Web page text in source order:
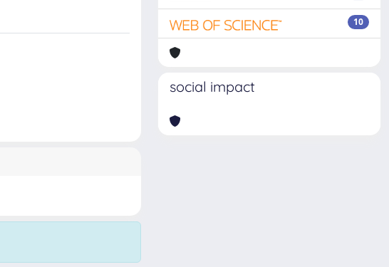
10
social impact